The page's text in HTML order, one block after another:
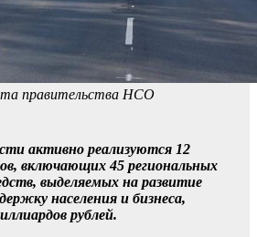
правительства НСО
активно реализуются 12
включающих 45 региональных
выделяемых на развитие
населения и бизнеса,
рублей.